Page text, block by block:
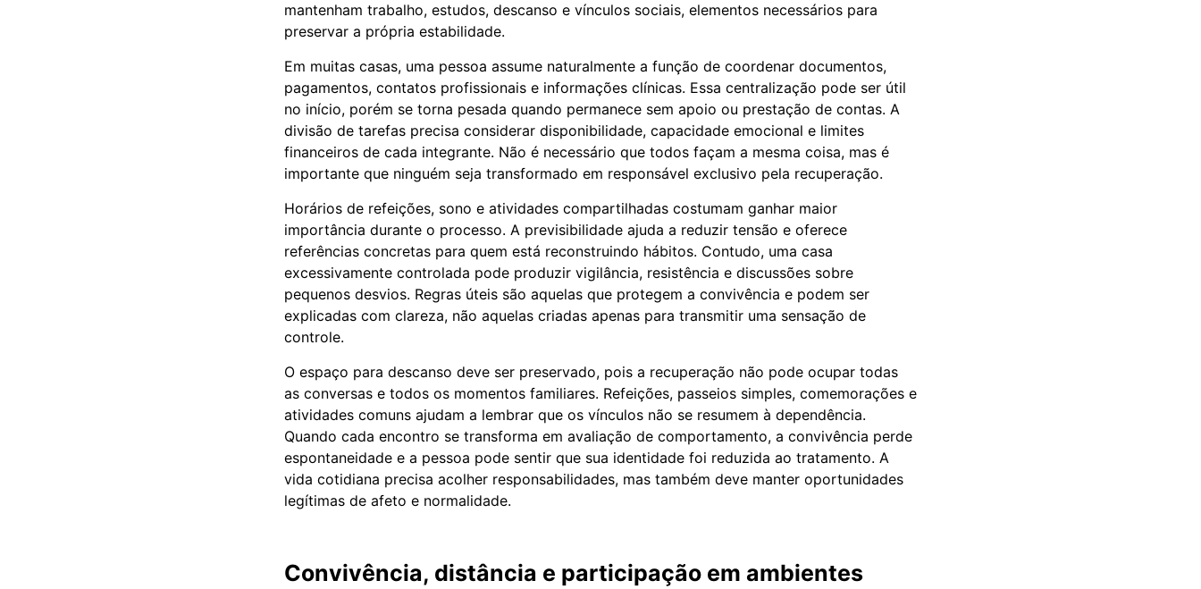
mantenham trabalho, estudos, descanso e vínculos sociais, elementos necessários para
preservar a própria estabilidade.
Em muitas casas, uma pessoa assume naturalmente a função de coordenar documentos,
pagamentos, contatos profissionais e informações clínicas. Essa centralização pode ser útil
no início, porém se torna pesada quando permanece sem apoio ou prestação de contas. A
divisão de tarefas precisa considerar disponibilidade, capacidade emocional e limites
financeiros de cada integrante. Não é necessário que todos façam a mesma coisa, mas é
importante que ninguém seja transformado em responsável exclusivo pela recuperação.
Horários de refeições, sono e atividades compartilhadas costumam ganhar maior
importância durante o processo. A previsibilidade ajuda a reduzir tensão e oferece
referências concretas para quem está reconstruindo hábitos. Contudo, uma casa
excessivamente controlada pode produzir vigilância, resistência e discussões sobre
pequenos desvios. Regras úteis são aquelas que protegem a convivência e podem ser
explicadas com clareza, não aquelas criadas apenas para transmitir uma sensação de
controle.
O espaço para descanso deve ser preservado, pois a recuperação não pode ocupar todas
as conversas e todos os momentos familiares. Refeições, passeios simples, comemorações e
atividades comuns ajudam a lembrar que os vínculos não se resumem à dependência.
Quando cada encontro se transforma em avaliação de comportamento, a convivência perde
espontaneidade e a pessoa pode sentir que sua identidade foi reduzida ao tratamento. A
vida cotidiana precisa acolher responsabilidades, mas também deve manter oportunidades
legítimas de afeto e normalidade.
Convivência, distância e participação em ambientes